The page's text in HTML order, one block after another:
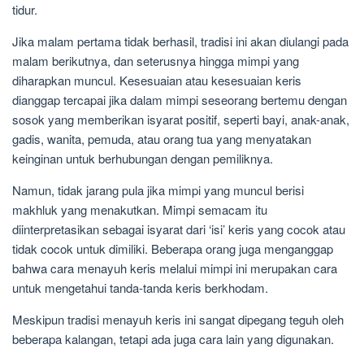
tidur.
Jika malam pertama tidak berhasil, tradisi ini akan diulangi pada
malam berikutnya, dan seterusnya hingga mimpi yang
diharapkan muncul. Kesesuaian atau kesesuaian keris
dianggap tercapai jika dalam mimpi seseorang bertemu dengan
sosok yang memberikan isyarat positif, seperti bayi, anak-anak,
gadis, wanita, pemuda, atau orang tua yang menyatakan
keinginan untuk berhubungan dengan pemiliknya.
Namun, tidak jarang pula jika mimpi yang muncul berisi
makhluk yang menakutkan. Mimpi semacam itu
diinterpretasikan sebagai isyarat dari ‘isi’ keris yang cocok atau
tidak cocok untuk dimiliki. Beberapa orang juga menganggap
bahwa cara menayuh keris melalui mimpi ini merupakan cara
untuk mengetahui tanda-tanda keris berkhodam.
Meskipun tradisi menayuh keris ini sangat dipegang teguh oleh
beberapa kalangan, tetapi ada juga cara lain yang digunakan.